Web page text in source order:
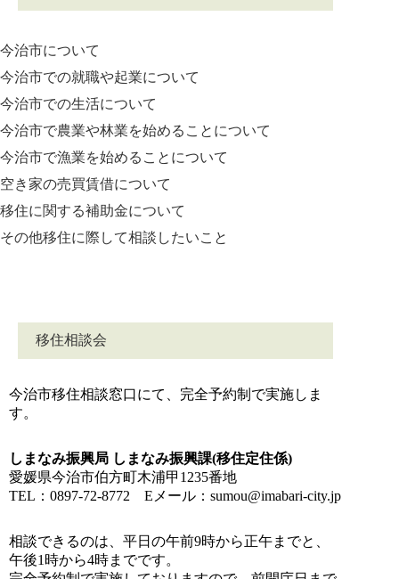
今治市について
今治市での就職や起業について
今治市での生活について
今治市で農業や林業を始めることについて
今治市で漁業を始めることについて
空き家の売買賃借について
移住に関する補助金について
その他移住に際して相談したいこと
移住相談会
今治市移住相談窓口にて、完全予約制で実施しま
す。
しまなみ振興局 しまなみ振興課(移住定住係)
愛媛県今治市伯方町木浦甲1235番地
TEL：0897-72-8772 Eメール：sumou@imabari-city.jp
相談できるのは、平日の午前9時から正午までと、
午後1時から4時までです。